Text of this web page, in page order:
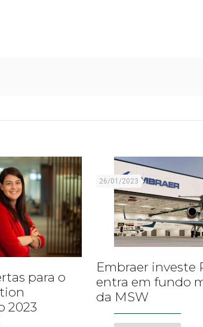
para o
2023
26/01/2023
Embraer investe
entra em fundo
da MSW